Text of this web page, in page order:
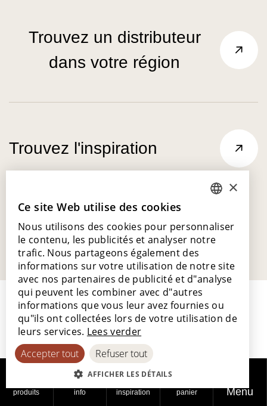
produits info inspiration panier Menu
Trouvez un distributeur
dans votre région
Trouvez l'inspiration
Lamett Europe SA
8540 Deerlijk
ENGLISH
FRENCH
SPANISH
×
Ce site Web utilise des cookies
Nous utilisons des cookies pour personnaliser
le contenu, les publicités et analyser notre
trafic. Nous partageons également des
informations sur votre utilisation de notre site
avec nos partenaires de publicité et d"analyse
qui peuvent les combiner avec d"autres
informations que vous leur avez fournies ou
qu"ils ont collectées lors de votre utilisation de
leurs services. Lees verder
Accepter tout
Refuser tout
AFFICHER LES DÉTAILS